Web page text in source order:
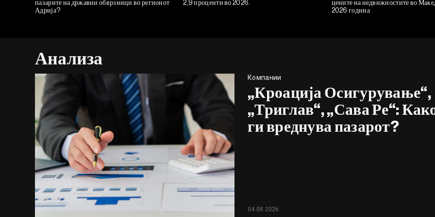
пазарите на државни обврзници во регионот
Адрија?
2,9 проценти во 2026.
цените на недвижностите во
2026 година
Анализа
Компании
„Кроација Осигурување“,
„Триглав“, „Сава Ре“:
ги вреднува пазарот?
04.08.2026